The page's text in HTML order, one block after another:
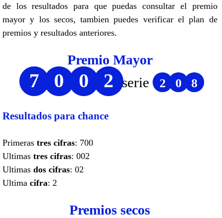
de los resultados para que puedas consultar el premio
mayor y los secos, tambien puedes verificar el plan de
premios y resultados anteriores.
Premio Mayor
7 0 0 2 serie 2 0 8
Resultados para chance
Primeras tres cifras: 700
Ultimas tres cifras: 002
Ultimas dos cifras: 02
Ultima cifra: 2
Premios secos